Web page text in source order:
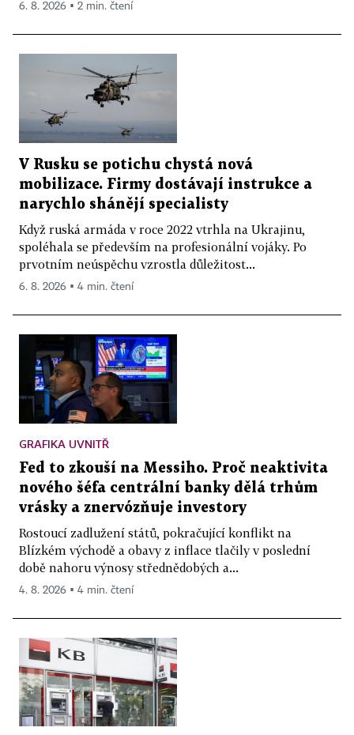
6. 8. 2026 ▪ 2 min. čtení
V Rusku se potichu chystá nová
mobilizace. Firmy dostávají instrukce a
narychlo shánějí specialisty
Když ruská armáda v roce 2022 vtrhla na Ukrajinu,
spoléhala se především na profesionální vojáky. Po
prvotním neúspěchu vzrostla důležitost...
6. 8. 2026 ▪ 4 min. čtení
GRAFIKA UVNITŘ
Fed to zkouší na Messiho. Proč neaktivita
nového šéfa centrální banky dělá trhům
vrásky a znervózňuje investory
Rostoucí zadlužení států, pokračující konflikt na
Blízkém východě a obavy z inflace tlačily v poslední
době nahoru výnosy střednědobých a...
4. 8. 2026 ▪ 4 min. čtení